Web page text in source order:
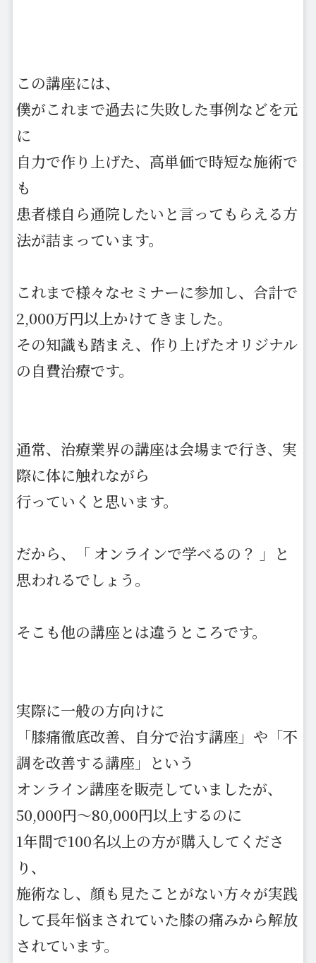
この講座には、
僕がこれまで過去に失敗した事例などを元
に
自力で作り上げた、高単価で時短な施術で
も
患者様自ら通院したいと言ってもらえる方
法が詰まっています。
これまで様々なセミナーに参加し、合計で
2,000万円以上かけてきました。
その知識も踏まえ、作り上げたオリジナル
の自費治療です。
通常、治療業界の講座は会場まで行き、実
際に体に触れながら
行っていくと思います。
だから、「 オンラインで学べるの？ 」と
思われるでしょう。
そこも他の講座とは違うところです。
実際に一般の方向けに
「膝痛徹底改善、自分で治す講座」や「不
調を改善する講座」という
オンライン講座を販売していましたが、
50,000円〜80,000円以上するのに
1年間で100名以上の方が購入してくださ
り、
施術なし、顔も見たことがない方々が実践
して長年悩まされていた膝の痛みから解放
されています。